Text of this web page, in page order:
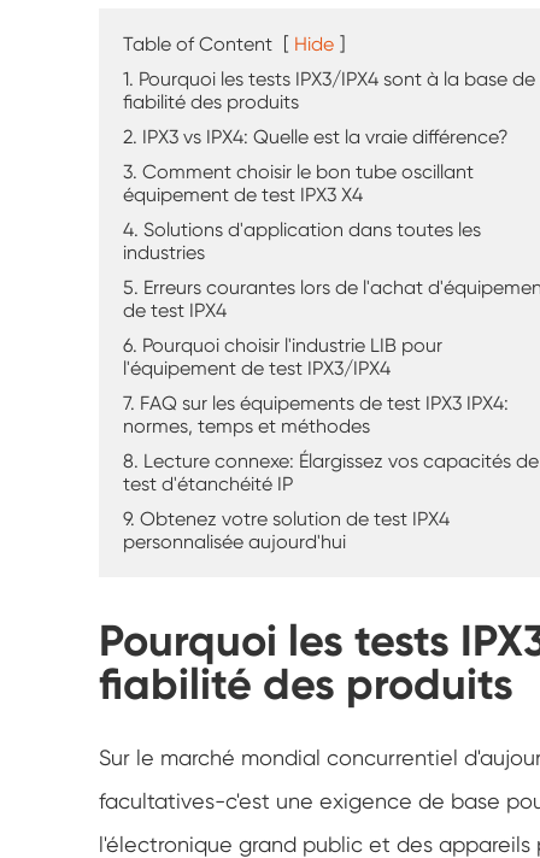
Chambre de plain-pied
Chambre d'essai spéciale
Équipement de test IP
Table of Content [ Hide ]
1. Pourquoi les tests IPX3/IPX4 sont à la base de
fiabilité des produits
2. IPX3 vs IPX4: Quelle est la vraie différence?
3. Comment choisir le bon tube oscillant
équipement de test IPX3 X4
4. Solutions d'application dans toutes les
industries
5. Erreurs courantes lors de l'achat
de test IPX4
6. Pourquoi choisir l'industrie LIB pour
l'équipement de test IPX3/IPX4
7. FAQ sur les équipements de test IPX3 IPX4:
normes, temps et méthodes
8. Lecture connexe: Élargissez vos capacités de
test d'étanchéité IP
9. Obtenez votre solution de test IPX4
personnalisée aujourd'hui
Pourquoi les tests
fiabilité des produits
Sur le marché mondial concurrentiel
facultatives-c'est une exigence de base
l'électronique grand public et des